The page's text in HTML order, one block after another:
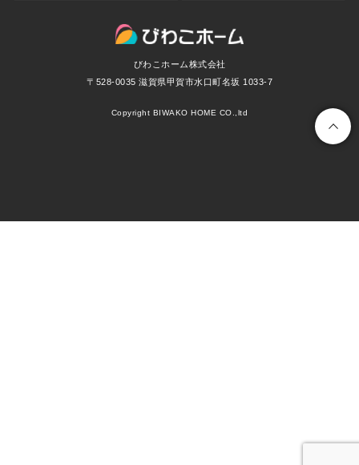
びわこホーム株式会社
〒528-0035 滋賀県甲賀市水口町名坂 1033-7
Copyright BIWAKO HOME CO.,ltd